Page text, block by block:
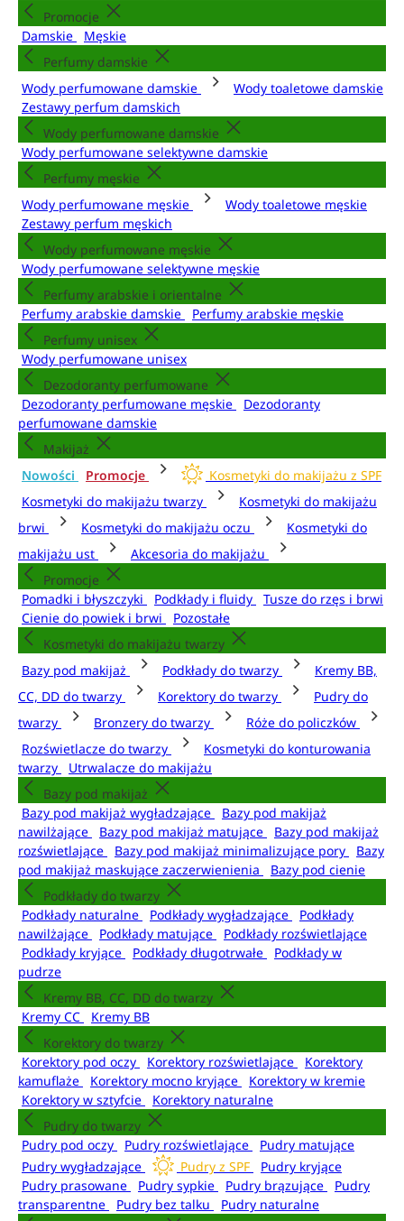
Promocje
Damskie
Męskie
Perfumy damskie
Wody perfumowane damskie
Wody toaletowe damskie
Zestawy perfum damskich
Wody perfumowane damskie
Wody perfumowane selektywne damskie
Perfumy męskie
Wody perfumowane męskie
Wody toaletowe męskie
Zestawy perfum męskich
Wody perfumowane męskie
Wody perfumowane selektywne męskie
Perfumy arabskie i orientalne
Perfumy arabskie damskie
Perfumy arabskie męskie
Perfumy unisex
Wody perfumowane unisex
Dezodoranty perfumowane
Dezodoranty perfumowane męskie
Dezodoranty
perfumowane damskie
Makijaż
Nowości
Promocje
Kosmetyki do makijażu z SPF
Kosmetyki do makijażu twarzy
Kosmetyki do makijażu
brwi
Kosmetyki do makijażu oczu
Kosmetyki do
makijażu ust
Akcesoria do makijażu
Promocje
Pomadki i błyszczyki
Podkłady i fluidy
Tusze do rzęs i brwi
Cienie do powiek i brwi
Pozostałe
Kosmetyki do makijażu twarzy
Bazy pod makijaż
Podkłady do twarzy
Kremy BB,
CC, DD do twarzy
Korektory do twarzy
Pudry do
twarzy
Bronzery do twarzy
Róże do policzków
Rozświetlacze do twarzy
Kosmetyki do konturowania
twarzy
Utrwalacze do makijażu
Bazy pod makijaż
Bazy pod makijaż wygładzające
Bazy pod makijaż
nawilżające
Bazy pod makijaż matujące
Bazy pod makijaż
rozświetlające
Bazy pod makijaż minimalizujące pory
Bazy
pod makijaż maskujące zaczerwienienia
Bazy pod cienie
Podkłady do twarzy
Podkłady naturalne
Podkłady wygładzające
Podkłady
nawilżające
Podkłady matujące
Podkłady rozświetlające
Podkłady kryjące
Podkłady długotrwałe
Podkłady w
pudrze
Kremy BB, CC, DD do twarzy
Kremy CC
Kremy BB
Korektory do twarzy
Korektory pod oczy
Korektory rozświetlające
Korektory
kamuflaże
Korektory mocno kryjące
Korektory w kremie
Korektory w sztyfcie
Korektory naturalne
Pudry do twarzy
Pudry pod oczy
Pudry rozświetlające
Pudry matujące
Pudry wygładzające
Pudry z SPF
Pudry kryjące
Pudry prasowane
Pudry sypkie Pudry brązujące
Pudry
transparentne
Pudry bez talku
Pudry naturalne